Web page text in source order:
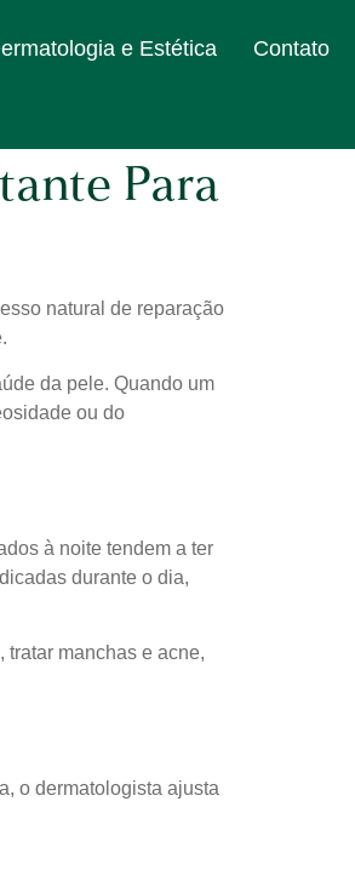
e Estética Contato
Para
natural de reparação
da pele. Quando um
ou do
à noite tendem a ter
durante o dia,
manchas e acne,
o dermatologista ajusta